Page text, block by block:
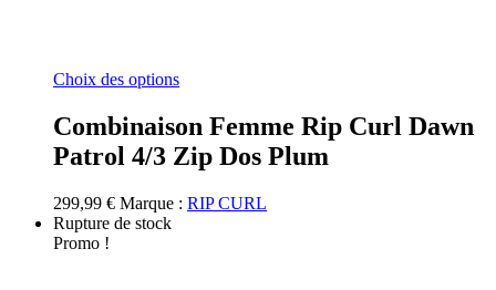
Choix des optionsCe
plusieurs
variations.
options
peuvent
Combinaison Femme Rip Curl Dawn
Patrol 4/3 Zip Dos Plum
299,99 € Marque : RIP CURL
Rupture de stock
Promo !